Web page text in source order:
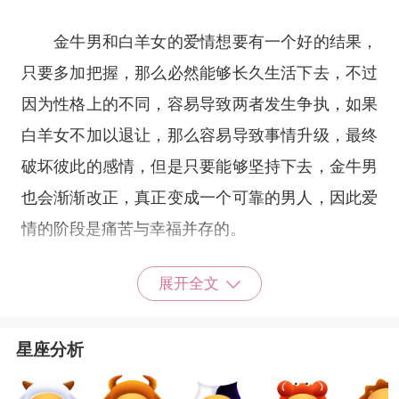
金牛男和白羊女的爱情想要有一个好的结果，
只要多加把握，那么必然能够长久生活下去，不过
因为性格上的不同，容易导致两者发生争执，如果
白羊女不加以退让，那么容易导致事情升级，最终
破坏彼此的感情，但是只要能够坚持下去，金牛男
也会渐渐改正，真正变成一个可靠的男人，因此爱
情的阶段是痛苦与幸福并存的。
主要需要从性格差异上入手解决问题，一个是
意见，尤其是白羊女这种性情火爆的女生，一旦在
一起，那么必然会有很多想法上的冲突，金牛男虽
展开全文
星座分析